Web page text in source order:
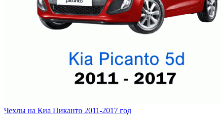
Чехлы на Киа Пиканто 2011-2017 год